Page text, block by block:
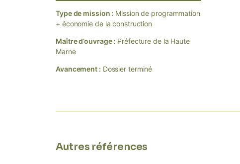
Type de mission : Mission de programmation
+ économie de la construction
Maître d’ouvrage : Préfecture de la Haute
Marne
Avancement : Dossier terminé
Autres références